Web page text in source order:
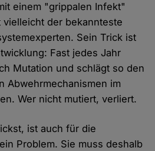
einem "grippalen Infekt"
der bekannteste
Sein Trick ist
Fast jedes Jahr
Mutation und schlägt so den
Abwehrmechanismen im
Wer nicht mutiert, verliert.
ist auch für die
Problem. Sie muss deshalb